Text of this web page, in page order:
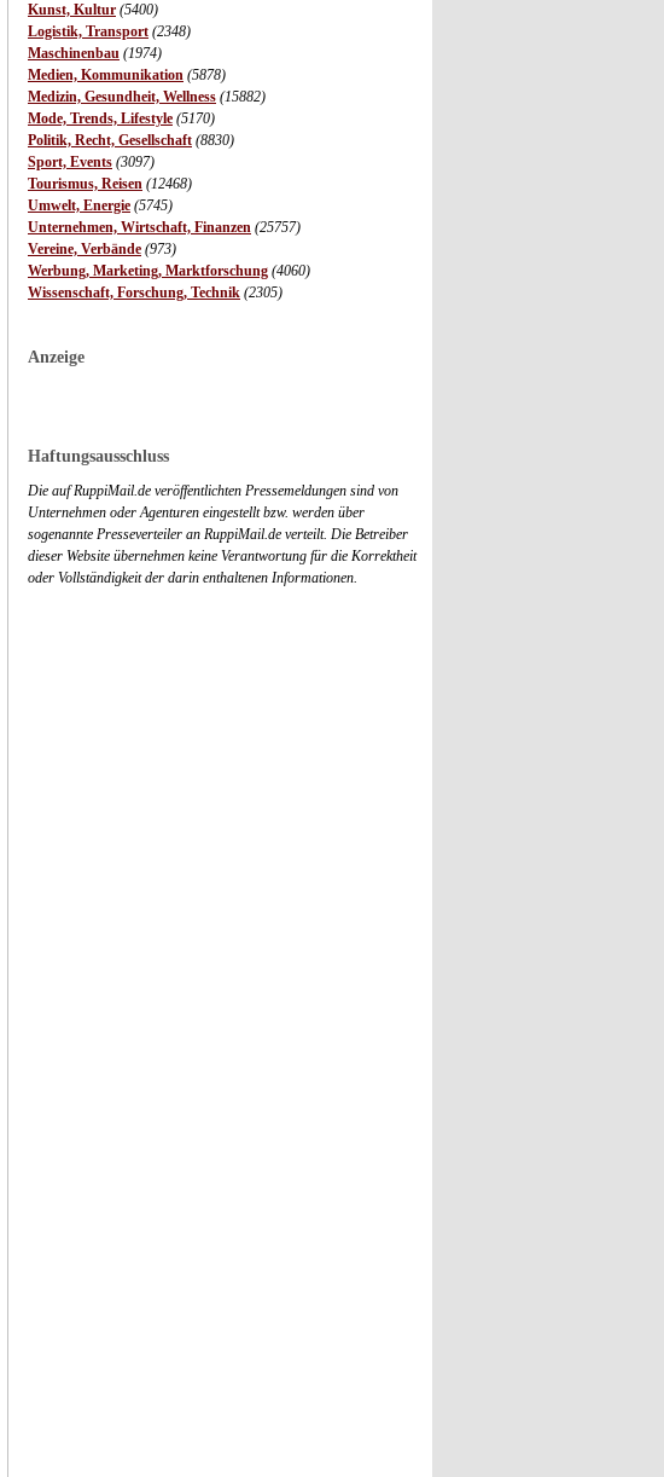
Kunst, Kultur (5400)
Logistik, Transport (2348)
Maschinenbau (1974)
Medien, Kommunikation (5878)
Medizin, Gesundheit, Wellness (15882)
Mode, Trends, Lifestyle (5170)
Politik, Recht, Gesellschaft (8830)
Sport, Events (3097)
Tourismus, Reisen (12468)
Umwelt, Energie (5745)
Unternehmen, Wirtschaft, Finanzen (25757)
Vereine, Verbände (973)
Werbung, Marketing, Marktforschung (4060)
Wissenschaft, Forschung, Technik (2305)
Anzeige
Haftungsausschluss
Die auf RuppiMail.de veröffentlichten Pressemeldungen sind von
Unternehmen oder Agenturen eingestellt bzw. werden über
sogenannte Presseverteiler an RuppiMail.de verteilt. Die Betreiber
dieser Website übernehmen keine Verantwortung für die Korrektheit
oder Vollständigkeit der darin enthaltenen Informationen.